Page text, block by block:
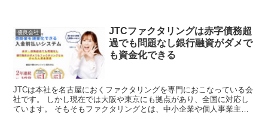
優良会社
JTCファクタリングは赤字債務超
過でも問題なし銀行融資がダメで
も資金化できる
JTCは本社を名古屋におくファクタリングを専門におこなっている会
社です。 しかし現在では大阪や東京にも拠点があり、全国に対応し
ています。 そもそもファクタリングとは、中小企業や個人事業主が